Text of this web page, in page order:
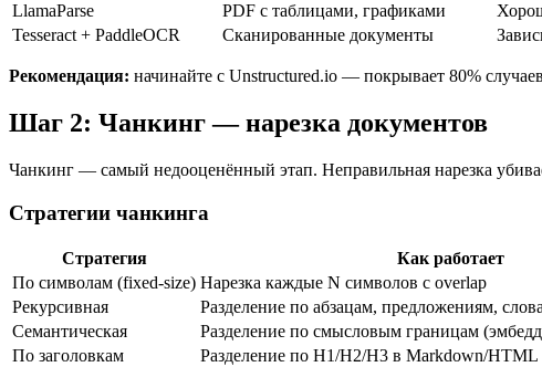
LlamaParse
PDF с таблицами, графиками
Tesseract + PaddleOCR
Сканированные документы
Рекомендация: начинайте с Unstructured.io — покрывает 80%
Шаг 2: Чанкинг — нарезка документов
Чанкинг — самый недооценённый этап. Неправильная нарезка
Стратегии чанкинга
Стратегия Как работает
По символам (fixed-size) Нарезка каждые N символов с overlap
Рекурсивная
Разделение по абзацам, предложениям,
Семантическая
Разделение по смысловым границам
По заголовкам
Разделение по H1/H2/H3 в Markdown/HTML